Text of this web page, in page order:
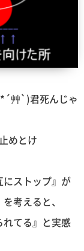
艸`)君死んじゃ
めとけ
ストップ』が
考えると、
れてる』と実感